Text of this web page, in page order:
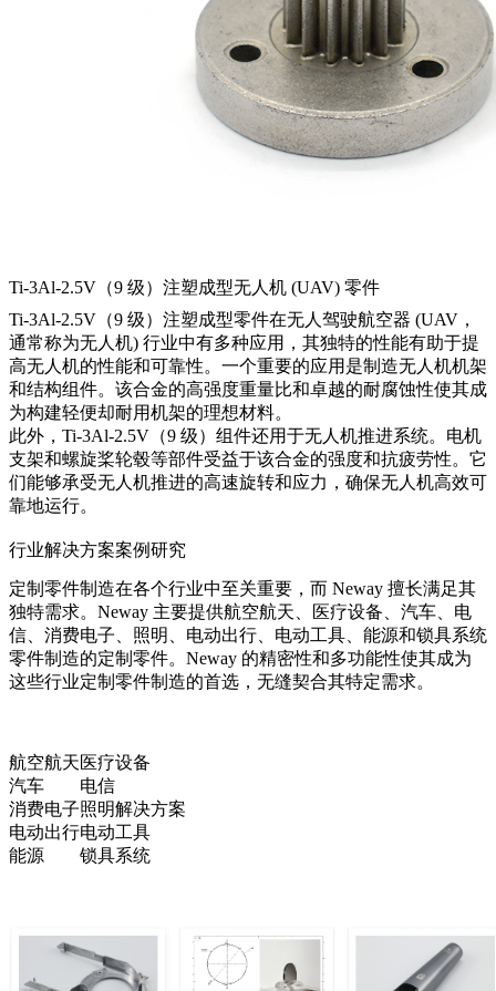
Ti-3Al-2.5V（9 级）注塑成型无人机 (UAV) 零件
Ti-3Al-2.5V（9 级）注塑成型零件在无人驾驶航空器 (UAV，
通常称为无人机) 行业中有多种应用，其独特的性能有助于提
高无人机的性能和可靠性。一个重要的应用是制造无人机机架
和结构组件。该合金的高强度重量比和卓越的耐腐蚀性使其成
为构建轻便却耐用机架的理想材料。
此外，Ti-3Al-2.5V（9 级）组件还用于无人机推进系统。电机
支架和螺旋桨轮毂等部件受益于该合金的强度和抗疲劳性。它
们能够承受无人机推进的高速旋转和应力，确保无人机高效可
靠地运行。
行业解决方案案例研究
定制零件制造在各个行业中至关重要，而 Neway 擅长满足其
独特需求。Neway 主要提供航空航天、医疗设备、汽车、电
信、消费电子、照明、电动出行、电动工具、能源和锁具系统
零件制造的定制零件。Neway 的精密性和多功能性使其成为
这些行业定制零件制造的首选，无缝契合其特定需求。
航空航天医疗设备
汽车
电信
消费电子照明解决方案
电动出行电动工具
能源
锁具系统